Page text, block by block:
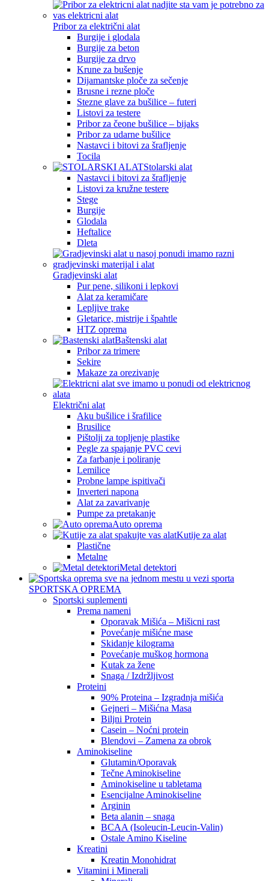
Pribor za električni alat
Burgije i glodala
Burgije za beton
Burgije za drvo
Krune za bušenje
Dijamantske ploče za sečenje
Brusne i rezne ploče
Stezne glave za bušilice – futeri
Listovi za testere
Pribor za čeone bušilice – bijaks
Pribor za udarne bušilice
Nastavci i bitovi za šrafljenje
Tocila
Stolarski alat
Nastavci i bitovi za šrafljenje
Listovi za kružne testere
Stege
Burgije
Glodala
Heftalice
Dleta
Gradjevinski alat
Pur pene, silikoni i lepkovi
Alat za keramičare
Lepljive trake
Gletarice, mistrije i špahtle
HTZ oprema
Baštenski alat
Pribor za trimere
Sekire
Makaze za orezivanje
Električni alat
Aku bušilice i šrafilice
Brusilice
Pištolji za topljenje plastike
Pegle za spajanje PVC cevi
Za farbanje i poliranje
Lemilice
Probne lampe ispitivači
Inverteri napona
Alat za zavarivanje
Pumpe za pretakanje
Auto oprema
Kutije za alat
Plastične
Metalne
Metal detektori
SPORTSKA OPREMA
Sportski suplementi
Prema nameni
Oporavak Mišića – Mišicni rast
Povećanje mišićne mase
Skidanje kilograma
Povećanje muškog hormona
Kutak za žene
Snaga / Izdržljivost
Proteini
90% Proteina – Izgradnja mišića
Gejneri – Mišićna Masa
Biljni Protein
Casein – Noćni protein
Blendovi – Zamena za obrok
Aminokiseline
Glutamin/Oporavak
Tečne Aminokiseline
Aminokiseline u tabletama
Esencijalne Aminokiseline
Arginin
Beta alanin – snaga
BCAA (Isoleucin-Leucin-Valin)
Ostale Amino Kiseline
Kreatini
Kreatin Monohidrat
Vitamini i Minerali